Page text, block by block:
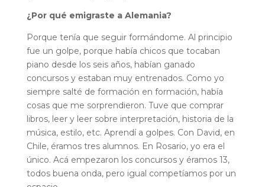
¿Por qué emigraste a Alemania?
Porque tenía que seguir formándome. Al principio
fue un golpe, porque había chicos que tocaban
piano desde los seis años, habían ganado
concursos y estaban muy entrenados. Como yo
siempre salté de formación en formación, había
cosas que me sorprendieron. Tuve que comprar
libros, leer y leer sobre interpretación, historia de la
música, estilo, etc. Aprendí a golpes. Con David, en
Chile, éramos tres alumnos. En Rosario, yo era el
único. Acá empezaron los concursos y éramos 13,
todos buena onda, pero igual competíamos por un